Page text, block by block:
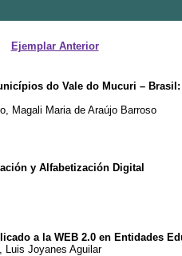
Ejemplar Anterior
do Vale do Mucuri – Brasil:
Magali Maria de Araújo Barroso
y Alfabetización Digital
a la WEB 2.0 en Entidades
Luis Joyanes Aguilar